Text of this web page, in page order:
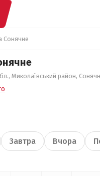
Сонячне
Миколаївський район,
Завтра Вчора